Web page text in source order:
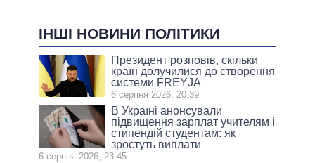
ІНШІ НОВИНИ ПОЛІТИКИ
Президент розповів, скільки
країн долучилися до створення
системи FREYJA
6 серпня 2026, 20:39
В Україні анонсували
підвищення зарплат учителям і
стипендій студентам: як
зростуть виплати
6 серпня 2026, 23:45